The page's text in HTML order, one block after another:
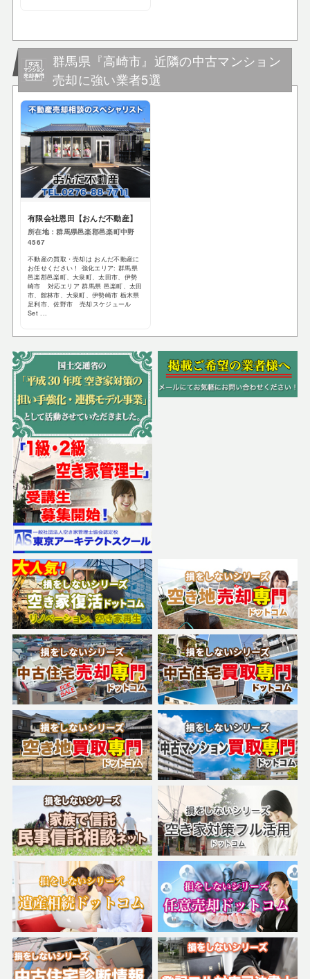
群馬県『高崎市』近隣の中古マンション
売却に強い業者5選
有限会社恩田【おんだ不動産】
所在地：群馬県邑楽郡邑楽町中野
4567
不動産の買取・売却は おんだ不動産に
お任せください！ 強化エリア: 群馬県
邑楽郡邑楽町、大泉町、太田市、伊勢
崎市 対応エリア 群馬県 邑楽町、太田
市、館林市、大泉町、伊勢崎市 栃木県
足利市、佐野市 売却スケジュール
Set ...